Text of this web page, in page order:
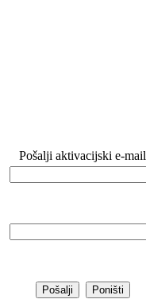
Pošalji aktivacijski e-mail